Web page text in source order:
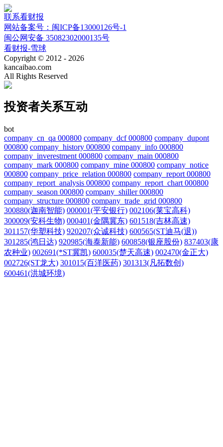
联系看财报
网站备案号：闽ICP备13000126号-1
闽公网安备 35082302000135号
看财报-雪球
Copyright © 2012 - 2026
kancaibao.com
All Rights Reserved
投资者关系互动
bot
company_cn_qa 000800 company_dcf 000800 company_dupont
000800 company_history 000800 company_info 000800
company_inverestment 000800 company_main 000800
company_mark 000800 company_mine 000800 company_notice
000800 company_price_relation 000800 company_report 000800
company_report_analysis 000800 company_report_chart 000800
company_season 000800 company_shiller 000800
company_structure 000800 company_trade_grid 000800
300880(迦南智能) 000001(平安银行) 002106(莱宝高科)
300009(安科生物) 000401(金隅冀东) 601518(吉林高速)
301157(华塑科技) 920207(众诚科技) 600565(ST迪马(退))
301285(鸿日达) 920985(海泰新能) 600858(银座股份) 837403(康
农种业) 002691(*ST冀凯) 600035(楚天高速) 002470(金正大)
002726(ST龙大) 301015(百洋医药) 301313(凡拓数创)
600461(洪城环境)